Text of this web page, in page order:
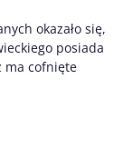
okazało się,
posiada
ma cofnięte